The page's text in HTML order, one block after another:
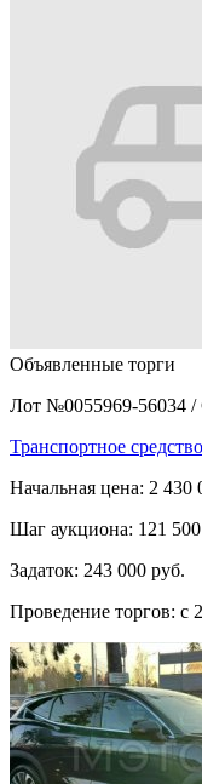
Объявленные торги
Лот №0055969-56034 /
Транспортное
Начальная цена: 2 430
Шаг аукциона: 121
Задаток: 243 000 руб.
Проведение торгов: с